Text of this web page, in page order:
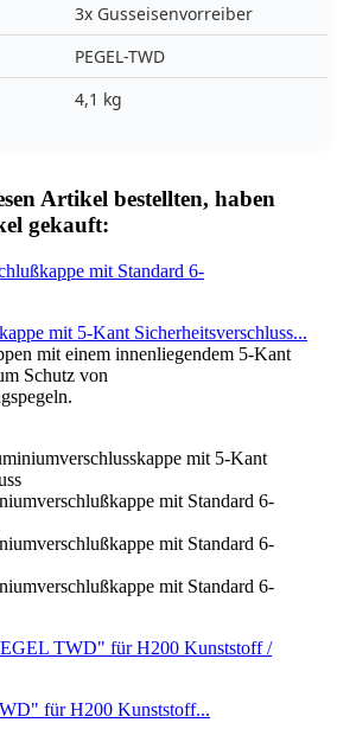
3x Gusseisenvorreiber
PEGEL-TWD
4,1 kg
Artikel bestellten, haben
gekauft:
mit 5-Kant Sicherheitsverschluss...
mit einem innenliegendem 5-Kant
Schutz von
für H200 Kunststoff...